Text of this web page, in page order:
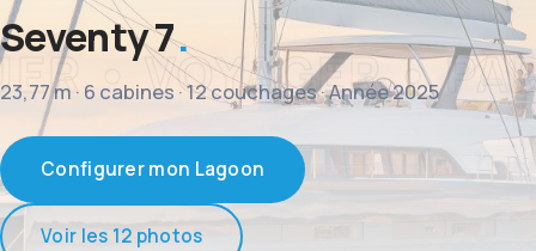
Seventy 7
23,77 m · 6 cabines · 12 couchages · Année 2025
Configurer mon Lagoon
Voir les 12 photos